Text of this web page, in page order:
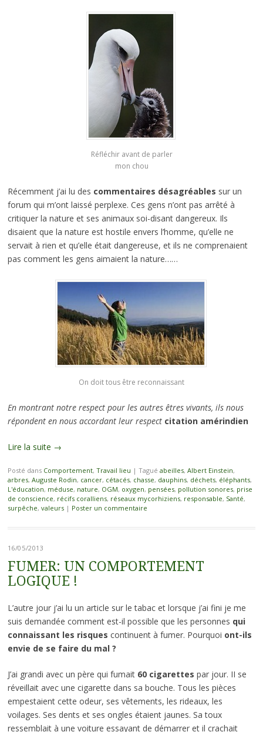
Réfléchir avant de parler
mon chou
Récemment j’ai lu des commentaires désagréables sur un
forum qui m’ont laissé perplexe. Ces gens n’ont pas arrêté à
critiquer la nature et ses animaux soi-disant dangereux. Ils
disaient que la nature est hostile envers l’homme, qu’elle ne
servait à rien et qu’elle était dangereuse, et ils ne comprenaient
pas comment les gens aimaient la nature……
On doit tous être reconnaissant
En montrant notre respect pour les autres êtres vivants, ils nous
répondent en nous accordant leur respect citation amérindien
Lire la suite →
Posté dans Comportement, Travail lieu | Tagué abeilles, Albert Einstein,
arbres, Auguste Rodin, cancer, cétacés, chasse, dauphins, déchets, éléphants,
L'éducation, méduse, nature, OGM, oxygen, pensées, pollution sonores, prise
de conscience, récifs coralliens, réseaux mycorhiziens, responsable, Santé,
surpêche, valeurs | Poster un commentaire
16/05/2013
FUMER: UN COMPORTEMENT
LOGIQUE !
L’autre jour j’ai lu un article sur le tabac et lorsque j’ai fini je me
suis demandée comment est-il possible que les personnes qui
connaissant les risques continuent à fumer. Pourquoi ont-ils
envie de se faire du mal ?
J’ai grandi avec un père qui fumait 60 cigarettes par jour. II se
réveillait avec une cigarette dans sa bouche. Tous les pièces
empestaient cette odeur, ses vêtements, les rideaux, les
voilages. Ses dents et ses ongles étaient jaunes. Sa toux
ressemblait à une voiture essayant de démarrer et il crachait